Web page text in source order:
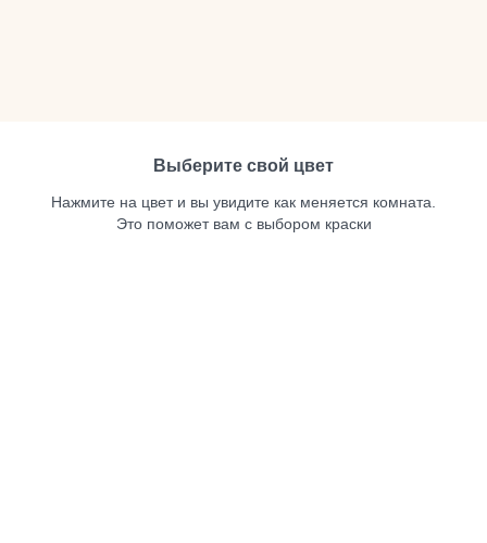
Выберите свой цвет
Нажмите на цвет и вы увидите как меняется комната.
Это поможет вам с выбором краски